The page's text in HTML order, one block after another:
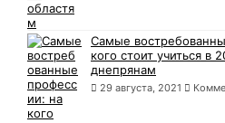
Самые
кого стоит учиться в
днепрянам
29 августа, 2021